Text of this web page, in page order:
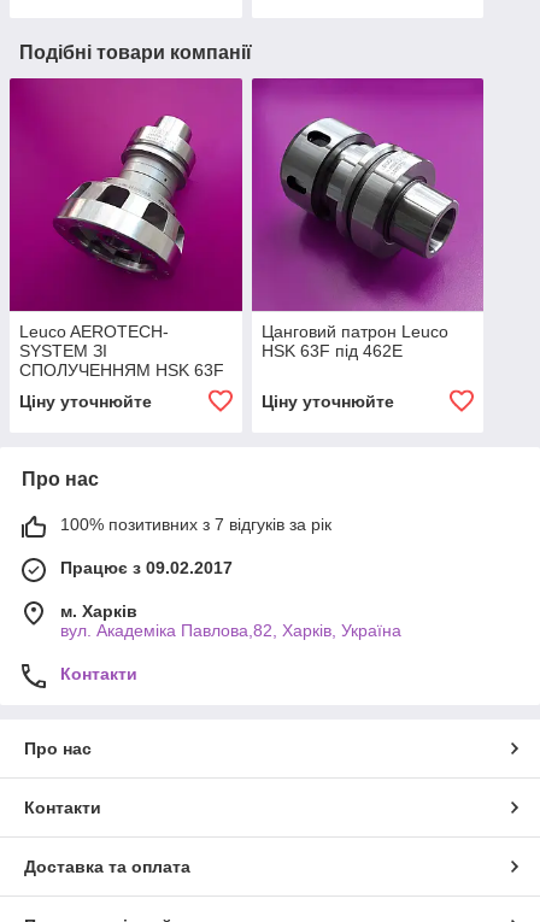
Подібні товари компанії
Leuco AEROTECH-
SYSTEM ЗІ
СПОЛУЧЕННЯМ HSK 63F
Ціну уточнюйте
Цанговий патрон Leuco
HSK 63F під 462E
Ціну уточнюйте
Про нас
100% позитивних з 7 відгуків за рік
Працює з 09.02.2017
м. Харків
вул. Академіка Павлова,82, Харків, Україна
Контакти
Про нас
Контакти
Доставка та оплата